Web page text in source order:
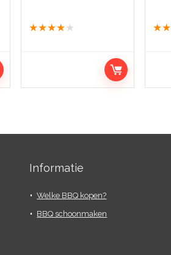
★★★★ ★ ★★
Informatie
Welke BBQ kopen?
BBQ schoonmaken